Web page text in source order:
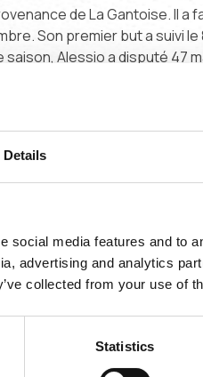
Details
social media features and to
advertising and analytics
collected from your use of
Statistics
de La Gantoise. Il a
Son premier but a suivi
Alessio a disputé 47
offs dans la lutte pour le titre
dernière journée, à